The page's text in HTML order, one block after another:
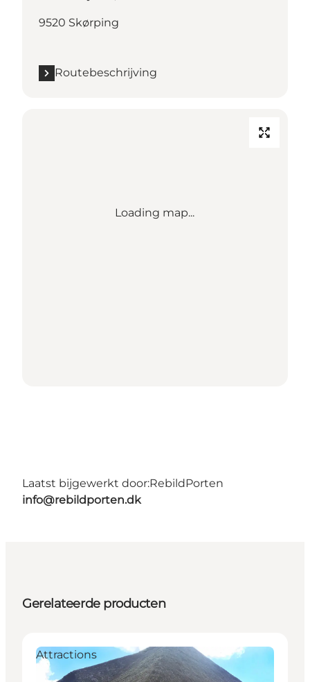
9520 Skørping
Routebeschrijving
Loading map...
Laatst bijgewerkt door:RebildPorten
info@rebildporten.dk
Gerelateerde producten
Attractions